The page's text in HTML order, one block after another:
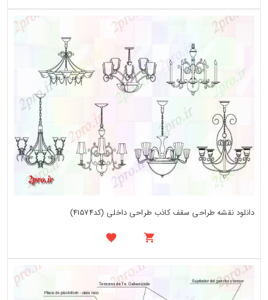
دانلود نقشه طراحی سقف کاذب طراحی داخلی (کد41574)